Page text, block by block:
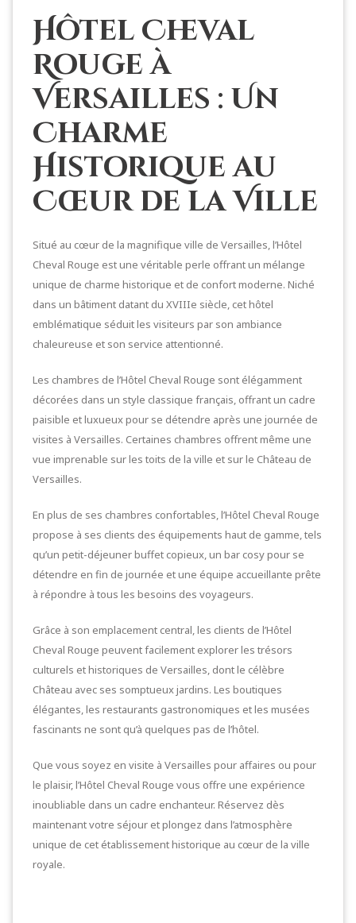
Hôtel Cheval
Rouge à
Versailles : Un
Charme
Historique au
Cœur de la Ville
Situé au cœur de la magnifique ville de Versailles, l’Hôtel
Cheval Rouge est une véritable perle offrant un mélange
unique de charme historique et de confort moderne. Niché
dans un bâtiment datant du XVIIIe siècle, cet hôtel
emblématique séduit les visiteurs par son ambiance
chaleureuse et son service attentionné.
Les chambres de l’Hôtel Cheval Rouge sont élégamment
décorées dans un style classique français, offrant un cadre
paisible et luxueux pour se détendre après une journée de
visites à Versailles. Certaines chambres offrent même une
vue imprenable sur les toits de la ville et sur le Château de
Versailles.
En plus de ses chambres confortables, l’Hôtel Cheval Rouge
propose à ses clients des équipements haut de gamme, tels
qu’un petit-déjeuner buffet copieux, un bar cosy pour se
détendre en fin de journée et une équipe accueillante prête
à répondre à tous les besoins des voyageurs.
Grâce à son emplacement central, les clients de l’Hôtel
Cheval Rouge peuvent facilement explorer les trésors
culturels et historiques de Versailles, dont le célèbre
Château avec ses somptueux jardins. Les boutiques
élégantes, les restaurants gastronomiques et les musées
fascinants ne sont qu’à quelques pas de l’hôtel.
Que vous soyez en visite à Versailles pour affaires ou pour
le plaisir, l’Hôtel Cheval Rouge vous offre une expérience
inoubliable dans un cadre enchanteur. Réservez dès
maintenant votre séjour et plongez dans l’atmosphère
unique de cet établissement historique au cœur de la ville
royale.